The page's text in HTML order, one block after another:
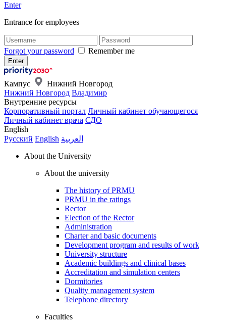
Enter
Entrance for employees
Forgot your password Remember me
Кампус
Нижний Новгород
Нижний Новгород Владимир
Внутренние ресурсы
Корпоративный портал Личный кабинет обучающегося
Личный кабинет врача СДО
English
Русский English العربية
About the University
About the university
The history of PRMU
PRMU in the ratings
Rector
Election of the Rector
Administration
Charter and basic documents
Development program and results of work
University structure
Academic buildings and clinical bases
Accreditation and simulation centers
Dormitories
Quality management system
Telephone directory
Faculties